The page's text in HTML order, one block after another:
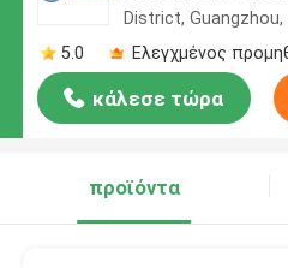
District, Guangzhou,
5.0
Ελεγχμένος
κάλεσε τώρα
προϊόντα